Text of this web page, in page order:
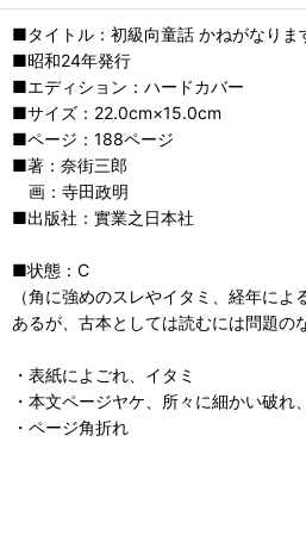
■タイトル：初級向童話 かねがなりま
■昭和24年発行
■エディション：ハードカバー
■サイズ：22.0cm×15.0cm
■ページ：188ページ
■著：奈街三郎
画：寺田政明
■出版社：實業之日本社
■状態：C
（角に強めのスレやイタミ、経年に
あるが、古本としては読むには問題の
・表紙によごれ、イタミ
・本文ページヤケ、所々に細かい破れ
・ページ角折れ